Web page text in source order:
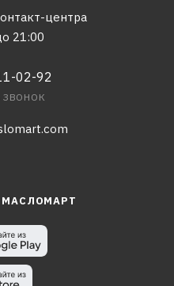
центра
21:00
02-92
ЗВОНОК